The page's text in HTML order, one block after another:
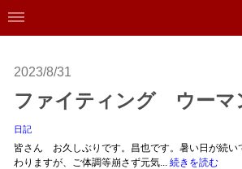
2023/8/31
ファイティング ウーマ
日記
皆さん お久しぶりです。昌也です。暑い日が続い
わりますが、ご体調等崩さず元気... 続きを読む